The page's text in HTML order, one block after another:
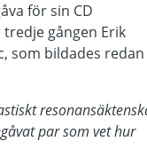
för sin CD
gången Erik
som bildades redan
par som vet hur